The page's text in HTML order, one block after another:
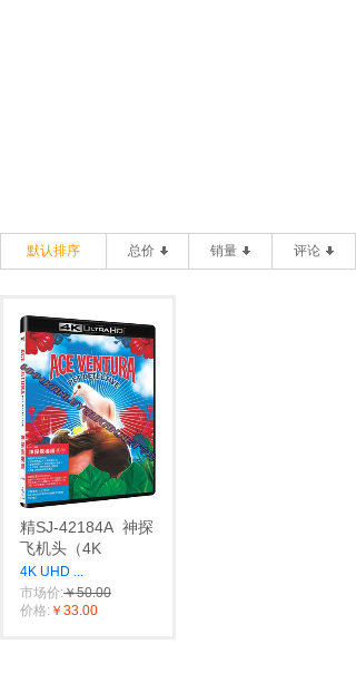
默认排序 总价 销量 评论
精SJ-42184A 神探
飞机头（4K
4K UHD ...
市场价:￥50.00
价格: ￥33.00